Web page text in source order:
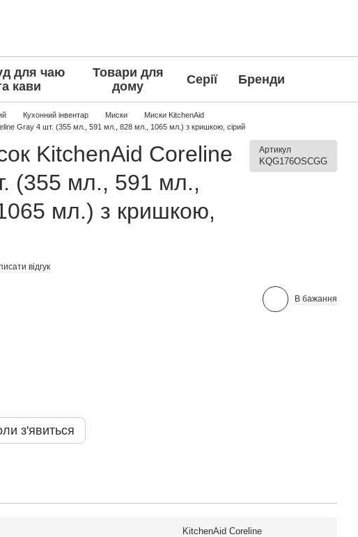
для чаю
кави
Товари для
дому
Серії Бренди
Кухонний інвентар Миски
Миски KitchenAid
Gray 4 шт. (355 мл., 591 мл., 828 мл., 1065 мл.) з кришкою, сірий
KitchenAid Coreline
(355 мл., 591 мл.,
мл.) з кришкою,
Артикул
KQG176OSCGG
відгук
В бажання
з'явиться
KitchenAid Coreline